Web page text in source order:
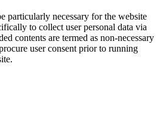
particularly necessary for the website
to collect user personal data via
contents are termed as non-necessary
user consent prior to running